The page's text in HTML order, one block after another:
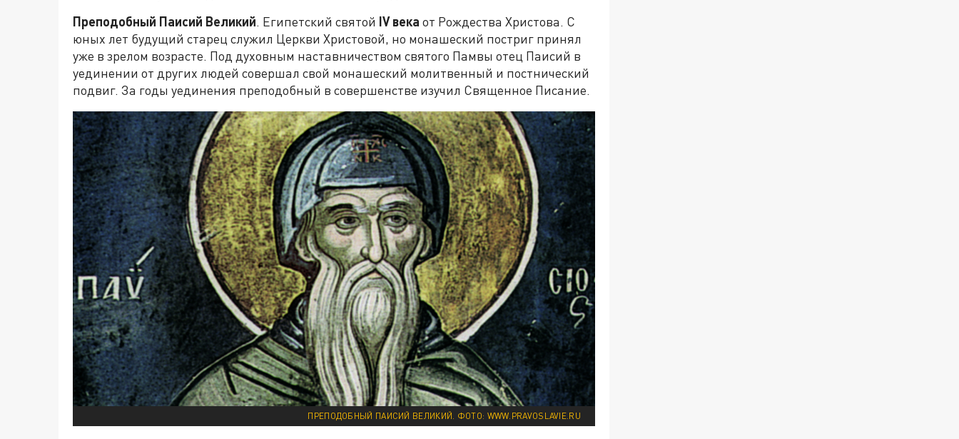
Преподобный Паисий Великий. Египетский святой IVвека от Рождества Христова. С
юных лет будущий старец служил Церкви Христовой, но монашеский постриг принял
уже в зрелом возрасте. Под духовным наставничеством святого Памвы отец Паисий в
уединении от других людей совершал свой монашеский молитвенный и постнический
подвиг. За годы уединения преподобный в совершенстве изучил Священное Писание.
ПРЕПОДОБНЫЙ ПАИСИЙ ВЕЛИКИЙ. ФОТО: WWW.PRAVOSLAVIE.RU